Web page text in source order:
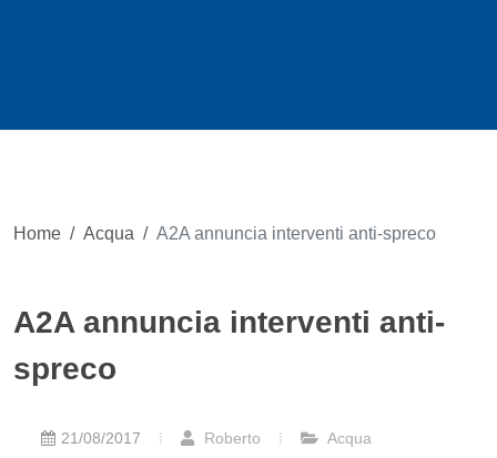
Home / Acqua / A2A annuncia interventi anti-spreco
A2A annuncia interventi anti-
spreco
21/08/2017 Roberto Acqua